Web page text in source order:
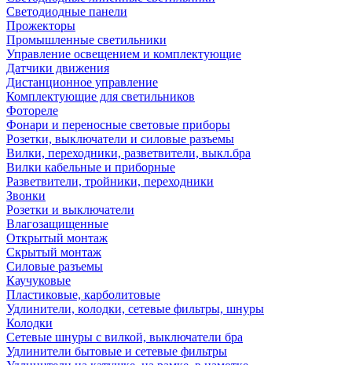
Светодиодные панели
Прожекторы
Промышленные светильники
Управление освещением и комплектующие
Датчики движения
Дистанционное управление
Комплектующие для светильников
Фотореле
Фонари и переносные световые приборы
Розетки, выключатели и силовые разъемы
Вилки, переходники, разветвители, выкл.бра
Вилки кабельные и приборные
Разветвители, тройники, переходники
Звонки
Розетки и выключатели
Влагозащищенные
Открытый монтаж
Скрытый монтаж
Силовые разъемы
Каучуковые
Пластиковые, карболитовые
Удлинители, колодки, сетевые фильтры, шнуры
Колодки
Сетевые шнуры с вилкой, выключатели бра
Удлинители бытовые и сетевые фильтры